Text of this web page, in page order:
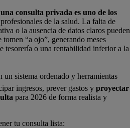
consulta privada es uno de los
de la salud. La falta de
o la ausencia de datos claros pueden
tomen “a ojo”, generando meses
tesorería o una rentabilidad inferior a la
un sistema ordenado y herramientas
ingresos, prever gastos y proyectar
para 2026 de forma realista y
tu consulta lista: